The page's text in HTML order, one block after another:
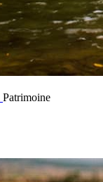
Patrimoine